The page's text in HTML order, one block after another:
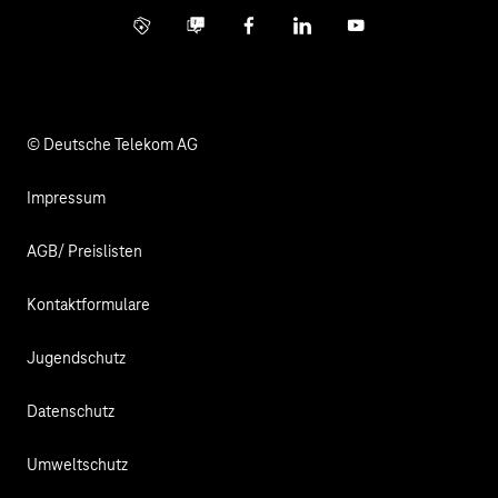
Info ServiceBusiness Community
FacebookLinkedInYouTube
© Deutsche Telekom AG
Impressum
AGB/ Preislisten
Kontaktformulare
Jugendschutz
Datenschutz
Umweltschutz